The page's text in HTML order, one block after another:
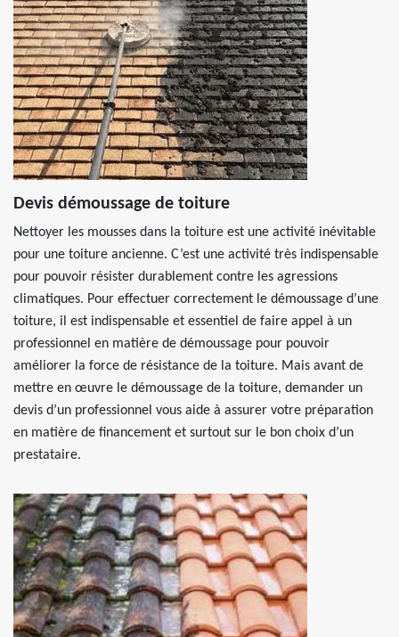
Devis démoussage de toiture
Nettoyer les mousses dans la toiture est une activité inévitable
pour une toiture ancienne. C’est une activité très indispensable
pour pouvoir résister durablement contre les agressions
climatiques. Pour effectuer correctement le démoussage d’une
toiture, il est indispensable et essentiel de faire appel à un
professionnel en matière de démoussage pour pouvoir
améliorer la force de résistance de la toiture. Mais avant de
mettre en œuvre le démoussage de la toiture, demander un
devis d’un professionnel vous aide à assurer votre préparation
en matière de financement et surtout sur le bon choix d’un
prestataire.